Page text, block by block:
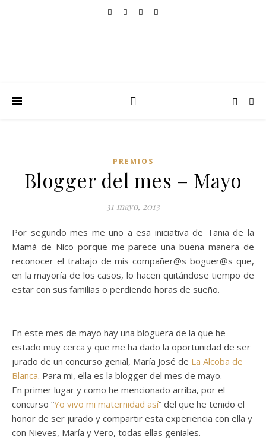
PREMIOS
Blogger del mes – Mayo
31 mayo, 2013
Por segundo mes me uno a esa iniciativa de Tania de la
Mamá de Nico porque me parece una buena manera de
reconocer el trabajo de mis compañer@s boguer@s que,
en la mayoría de los casos, lo hacen quitándose tiempo de
estar con sus familias o perdiendo horas de sueño.
En este mes de mayo hay una bloguera de la que he
estado muy cerca y que me ha dado la oportunidad de ser
jurado de un concurso genial, María José de La Alcoba de
Blanca. Para mi, ella es la blogger del mes de mayo.
En primer lugar y como he mencionado arriba, por el
concurso “Yo vivo mi maternidad así” del que he tenido el
honor de ser jurado y compartir esta experiencia con ella y
con Nieves, María y Vero, todas ellas geniales.